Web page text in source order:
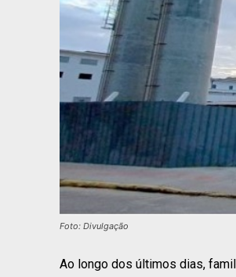
Foto: Divulgação
Ao longo dos últimos dias,